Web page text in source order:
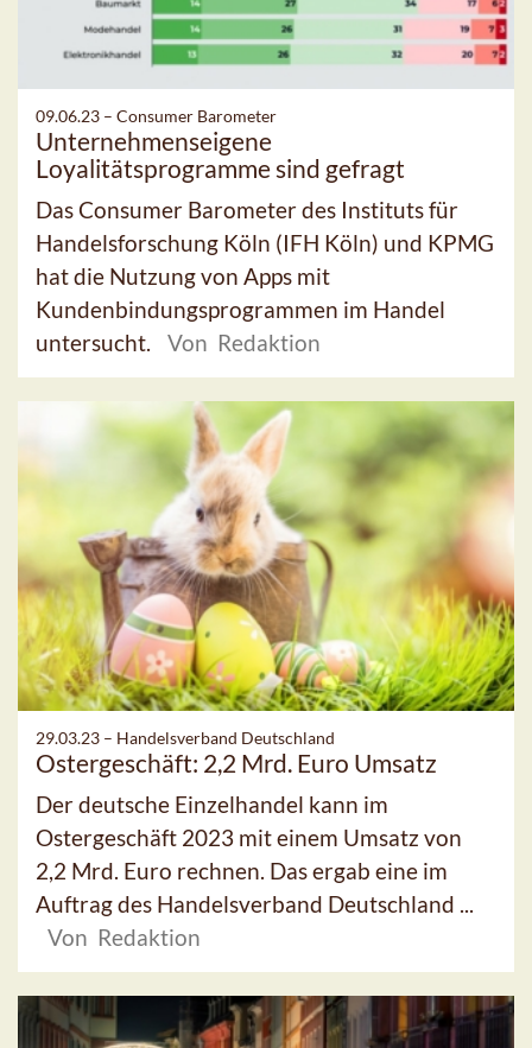
09.06.23 – Consumer Barometer
Unternehmenseigene
Loyalitätsprogramme sind gefragt
Das Consumer Barometer des Instituts für
Handelsforschung Köln (IFH Köln) und KPMG
hat die Nutzung von Apps mit
Kundenbindungsprogrammen im Handel
untersucht.
Von Redaktion
29.03.23 – Handelsverband Deutschland
Ostergeschäft: 2,2 Mrd. Euro Umsatz
Der deutsche Einzelhandel kann im
Ostergeschäft 2023 mit einem Umsatz von
2,2 Mrd. Euro rechnen. Das ergab eine im
Auftrag des Handelsverband Deutschland ...
Von Redaktion